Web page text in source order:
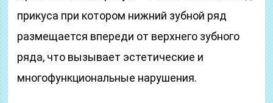
прикуса при котором нижний зубной ряд
размещается впереди от верхнего зубного
ряда, что вызывает эстетические и
многофункциональные нарушения.